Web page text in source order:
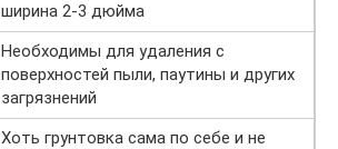
ширина 2-3 дюйма
Необходимы для удаления с
поверхностей пыли, паутины и других
загрязнений
Хоть грунтовка сама по себе и не